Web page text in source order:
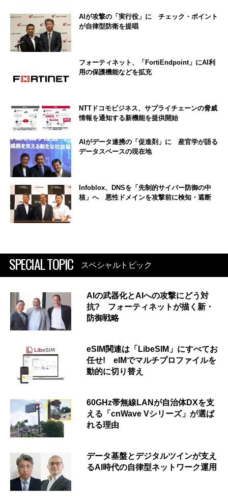
AIが攻撃の「実行役」に チェック・ポイント
が自律型防衛を提唱
フォーティネット、「FortiEndpoint」にAI利
用の保護機能などを拡充
NTTドコモビジネス、サプライチェーンの脅威
情報を通知する新機能を提供開始
AIがデータ連携の「促進剤」に 産官学が語る
データスペースの現在地
Infoblox、DNSを「先制的サイバー防御の中
核」へ 悪性ドメインを攻撃前に検知・遮断
SPECIAL TOPIC スペシャルトピック
AIの武器化とAIへの攻撃にどう対
抗? フォーティネットが描く新・
防御戦略
eSIM関連は「LibeSIM」にすべてお
任せ! eIMでマルチプロファイルを
動的に切り替え
60GHz帯無線LANが自治体DXを支
える「cnWave Vシリーズ」が選ば
れる理由
データ基盤とデジタルツインが支え
るAI時代の自律型ネットワーク運用